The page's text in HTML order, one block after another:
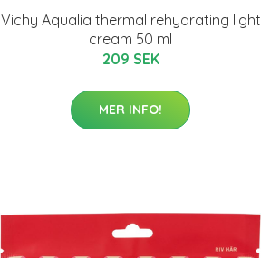
Vichy Aqualia thermal rehydrating light
cream 50 ml
209 SEK
MER INFO!